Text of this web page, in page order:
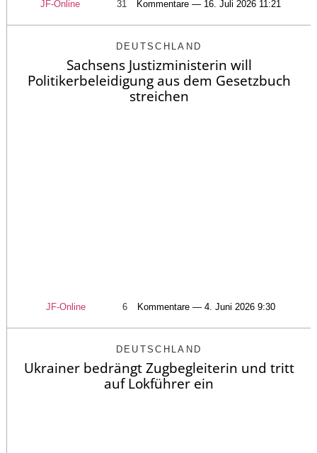
JF-Online 31 Kommentare — 16. Juli 2026 11:21
DEUTSCHLAND
Sachsens Justizministerin will
Politikerbeleidigung aus dem Gesetzbuch
streichen
JF-Online 6 Kommentare — 4. Juni 2026 9:30
DEUTSCHLAND
Ukrainer bedrängt Zugbegleiterin und tritt
auf Lokführer ein